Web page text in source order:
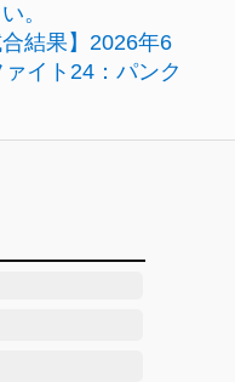
。
結果】2026年6
イト24：パンク